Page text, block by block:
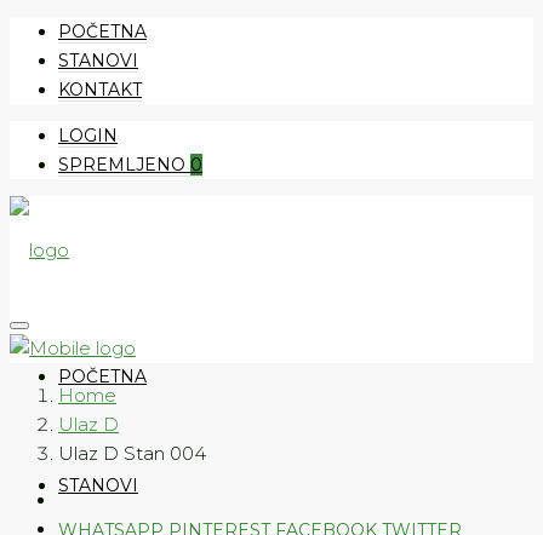
POČETNA
STANOVI
KONTAKT
LOGIN
SPREMLJENO 0
POČETNA
STANOVI
Home
Ulaz D
Ulaz D Stan 004
WHATSAPP PINTEREST FACEBOOK TWITTER